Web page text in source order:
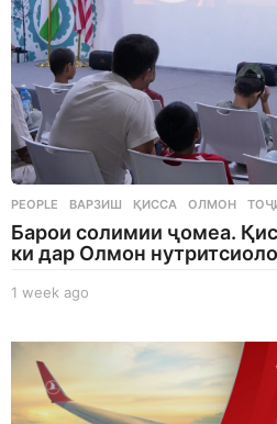
PEOPLE ВАРЗИШ ,ҚИССА ,ОЛМОН ,
Барои солимии ҷомеа.
ки дар Олмон
1 week ago
g